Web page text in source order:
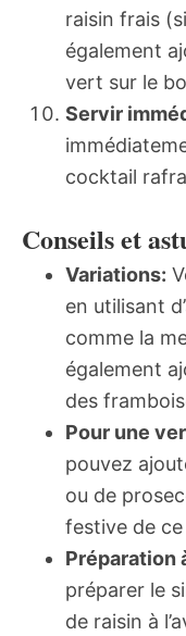
raisin frais
également
vert sur le
Servir
cocktail
Conseils et
Variations:
en utilisant
comme la
également
des
Pour une
pouvez
ou de
festive de
Préparation
préparer le
de raisin à